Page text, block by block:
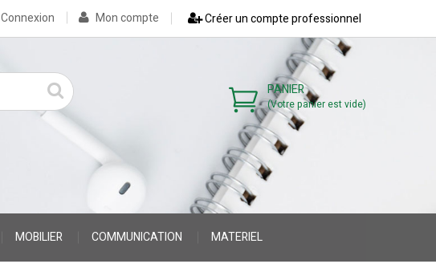
Créer un compte professionnel
Mon compte
Connexion
PANIER
(Votre panier est vide)
MOBILIER COMMUNICATION MATERIEL